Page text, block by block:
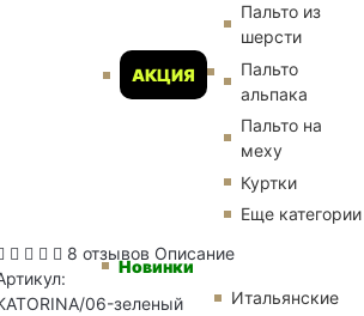
АКЦИЯ
Пальто из
шерсти
Пальто
альпака
Пальто на
меху
Куртки
Еще категории
Новинки
Итальянские
8 отзывов Описание
06-зеленый